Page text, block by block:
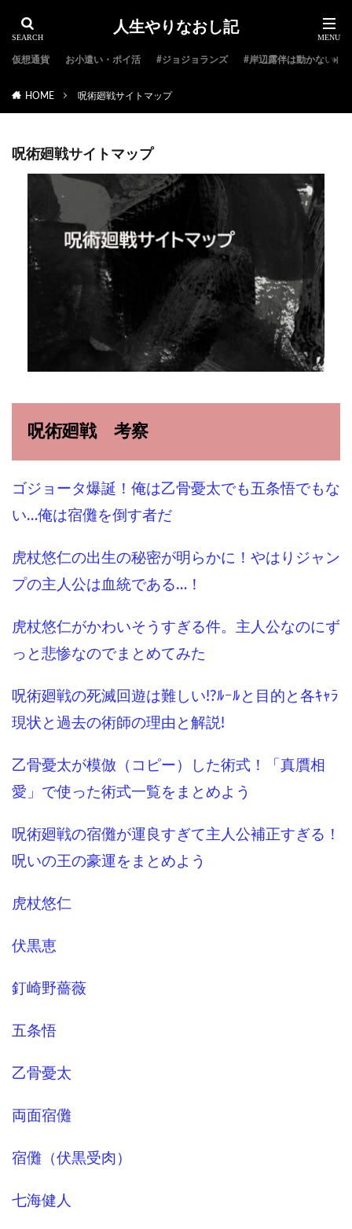
人生やりなおし記
仮想通貨 お小遣い・ポイ活 #ジョジョランズ #岸辺露伴は動かない
HOME 呪術廻戦サイトマップ
呪術廻戦サイトマップ
呪術廻戦 考察
ゴジョータ爆誕！俺は乙骨憂太でも五条悟でもな
い…俺は宿儺を倒す者だ
虎杖悠仁の出生の秘密が明らかに！やはりジャン
プの主人公は血統である…！
虎杖悠仁がかわいそうすぎる件。主人公なのにず
っと悲惨なのでまとめてみた
呪術廻戦の死滅回遊は難しい!?ﾙｰﾙと目的と各ｷｬﾗ
現状と過去の術師の理由と解説!
乙骨憂太が模倣（コピー）した術式！「真贋相
愛」で使った術式一覧をまとめよう
呪術廻戦の宿儺が運良すぎて主人公補正すぎる！
呪いの王の豪運をまとめよう
虎杖悠仁
伏黒恵
釘崎野薔薇
五条悟
乙骨憂太
両面宿儺
宿儺（伏黒受肉）
七海健人